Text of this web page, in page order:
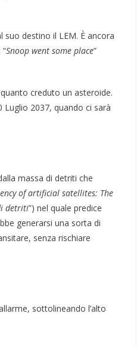
destino il LEM. È ancora
Snoop went some place”
creduto un asteroide.
2037, quando ci sarà
massa di detriti che
of artificial satellites: The
detriti”) nel quale predice
generarsi una sorta di
senza rischiare
sottolineando l’alto